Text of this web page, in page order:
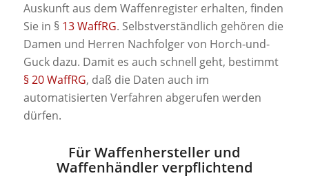
Auskunft aus dem Waffenregister erhalten, finden
Sie in § 13 WaffRG. Selbstverständlich gehören die
Damen und Herren Nachfolger von Horch-und-
Guck dazu. Damit es auch schnell geht, bestimmt
§ 20 WaffRG, daß die Daten auch im
automatisierten Verfahren abgerufen werden
dürfen.
Für Waffenhersteller und
Waffenhändler verpflichtend